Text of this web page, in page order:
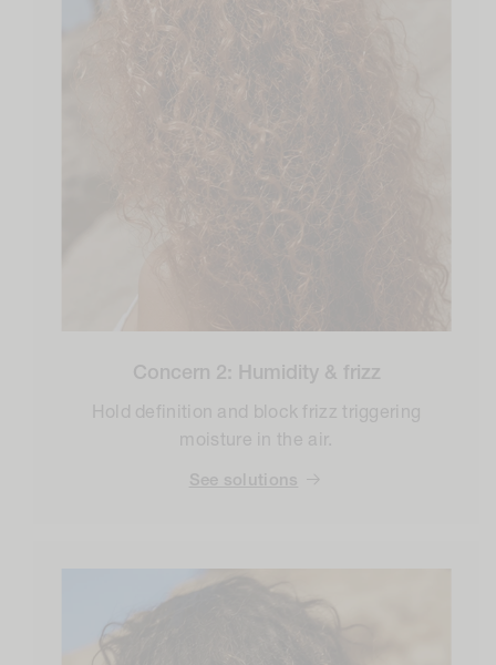
Concern 2: Humidity & frizz
Hold definition and block frizz triggering
moisture in the air.
See solutions